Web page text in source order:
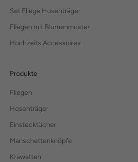
Set Fliege Hosenträger
Fliegen mit Blumenmuster
Hochzeits Accessoires
Produkte
Fliegen
Hosenträger
Einstecktücher
Manschettenknöpfe
Krawatten